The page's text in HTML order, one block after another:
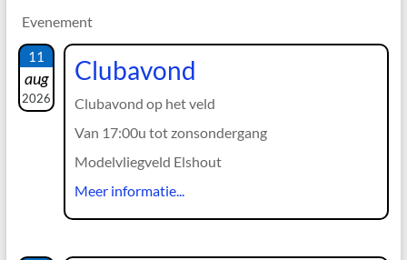
Evenement
11
aug
2026
Clubavond
Clubavond op het veld
Van 17:00u tot zonsondergang
Modelvliegveld Elshout
Meer informatie...